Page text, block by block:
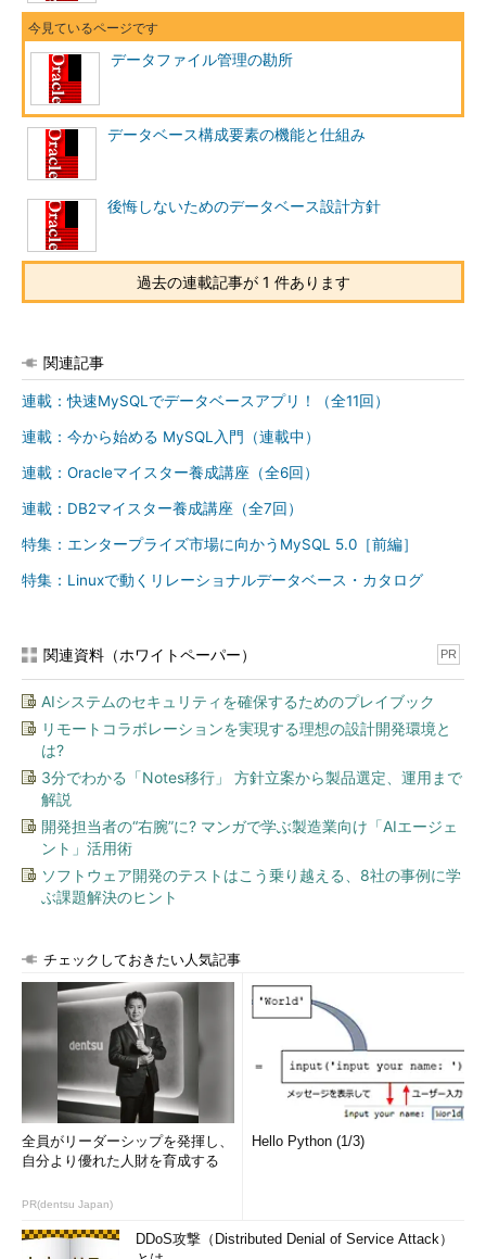
サーバマネージャ（svrmgrl）でconnectするか、sqlplusでシ
ステム権限（実際にはcreate tablespace権限）を持っているユ
ーザー（通常はsys）でOracleにログインし、以下のcreate
tablespace文を実行します。
CREATE TABLESPACE
USER1 DATAFILE
,
このSQL文はデータファイルuser1_1.dbfとuser1_2.dbfを作成
実際の実行結果は以下のようになります。
$ sqlplus sys
/*********SQL*Plus: Release 8.0.5.0.0 -
Wed Jan 31 22:51:9 2001
All
rights reserved.
SQL> CREATE TABLESPACE USER1 DATAFILE
SQL> '/oracle/SFO/user1_1.dbf' SIZE 100M
SQL> ,'/oracle/SFO/user1_2.dbf' SIZE
100M;
SQL>
このように、「Tablespace created. 」と表示されれば成功で
す。
create tablespaceのオプション
いません。Oracleマイスターとしては、もう少し細かい設定をす
るためにオプションを追加しましょう。
CREATE TABLESPACE
USER1 DATAFILE
'/oracle/SFO/user1_1.dbf'
AUTOEXTEND OFF
,'/oracle/SFO/user1_2.dbf'
100M
AUTOEXTEND OFF
MINIMUM EXTENT 1M
MINEXTENTS
PCTINCREASE 0 )
データファイル管理の勘所
データベース構成要素の機能と仕組み
後悔しないためのデータベース設計方針
過去の連載記事が 1 件あります
関連記事
連載：快速MySQLでデータベースアプリ！（全11回）
連載：今から始める MySQL入門（連載中）
連載：Oracleマイスター養成講座（全6回）
連載：DB2マイスター養成講座（全7回）
特集：エンタープライズ市場に向かうMySQL 5.0［前編］
特集：Linuxで動くリレーショナルデータベース・カタログ
関連資料（ホワイトペーパー） PR
AIシステムのセキュリティを確保するためのプレイブック
リモートコラボレーションを実現する理想の設計開発環境と
は?
3分でわかる「Notes移行」 方針立案から製品選定、運用まで
解説
開発担当者の“右腕”に? マンガで学ぶ製造業向け「AIエージェ
ント」活用術
ソフトウェア開発のテストはこう乗り越える、8社の事例に学
ぶ課題解決のヒント
チェックしておきたい人気記事
全員がリーダーシップを発揮し、
自分より優れた人財を育成する
PR(dentsu Japan)
Hello Python (1/3)
DDoS攻撃（Distributed Denial of Service Attack）